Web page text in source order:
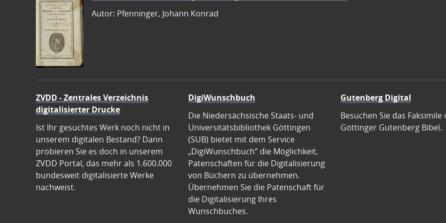
Autor: Pfenninger, Johann Konrad
ZVDD - Zentrales Verzeichnis
digitalisierter Drucke
Ist Ihr gesuchtes Werk noch nicht in
unserem digitalen Bestand? Dann
probieren Sie es doch in unserem
ZVDD Portal, das mehr als 1.600.000
bundesweit digitalisierte Werke
nachweist.
DigiWunschbuch
Die Niedersächsische Staats- und
Universitätsbibliothek Göttingen
(SUB) bietet mit dem Service
„DigiWunschbuch” die Möglichkeit,
Patenschaften für die Digitalisierung
von Büchern zu übernehmen.
Übernehmen Sie die Patenschaft für
die Digitalisierung Ihres
Wunschbuches.
Gutenberg Digital
Besuchen Sie das Faksimile
Göttinger Gutenberg Bibel.